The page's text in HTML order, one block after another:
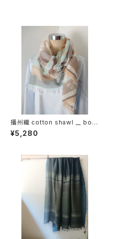
播州織 cotton shawl __ bord
er 160 啓蟄w
¥5,280